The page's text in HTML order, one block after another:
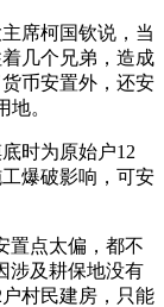
席柯国钦说，当
几个兄弟，造成
币安置外，还安
。
时为原始户12
爆破影响，可安
置点太偏，都不
涉及耕保地没有
村民建房，只能